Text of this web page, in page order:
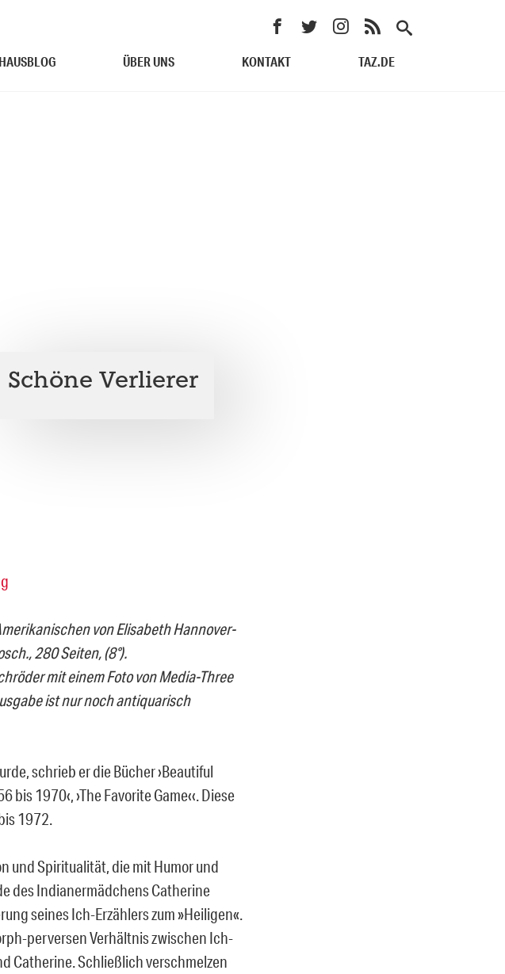
HAUSBLOG ÜBER UNS KONTAKT TAZ.DE
Schöne Verlierer
von Elisabeth Hannover-
280 Seiten, (8°).
mit einem Foto von Media-Three
ist nur noch antiquarisch
schrieb er die Bücher ›Beautiful
bis 1970‹, ›The Favorite Game‹‹. Diese
1972.
und Spiritualität, die mit Humor und
des Indianermädchens Catherine
seines Ich-Erzählers zum »Heiligen«.
perversen Verhältnis zwischen Ich-
Catherine. Schließlich verschmelzen